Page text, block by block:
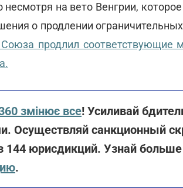
на вето Венгрии,
о продлении
Союза продлил
змінює все! Усиливай
Осуществляй санкционный
144 юрисдикций. Узнай
.